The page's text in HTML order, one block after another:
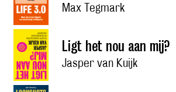
Max Tegmark
Ligt het nou aan mij?
Jasper van Kuijk